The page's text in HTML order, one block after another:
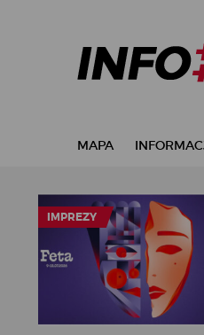
MAPA
IMPREZY